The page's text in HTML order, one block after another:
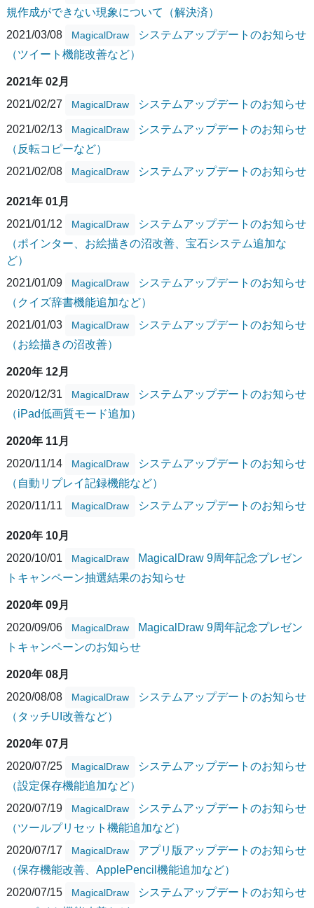
規作成ができない現象について（解決済）
2021/03/08
MagicalDraw
システムアップデートのお知らせ
（ツイート機能改善など）
2021年 02月
2021/02/27
MagicalDraw システムアップデートのお知らせ
2021/02/13 MagicalDraw
システムアップデートのお知らせ
（反転コピーなど）
2021/02/08
MagicalDraw システムアップデートのお知らせ
2021年 01月
2021/01/12
MagicalDraw
システムアップデートのお知らせ
（ポインター、お絵描きの沼改善、宝石システム追加な
ど）
2021/01/09
MagicalDraw
システムアップデートのお知らせ
（クイズ辞書機能追加など）
2021/01/03
MagicalDraw
システムアップデートのお知らせ
（お絵描きの沼改善）
2020年 12月
2020/12/31
MagicalDraw
システムアップデートのお知らせ
（iPad低画質モード追加）
2020年 11月
2020/11/14
MagicalDraw
システムアップデートのお知らせ
（自動リプレイ記録機能など）
2020/11/11
MagicalDraw システムアップデートのお知らせ
2020年 10月
2020/10/01
MagicalDraw
MagicalDraw 9周年記念プレゼン
トキャンペーン抽選結果のお知らせ
2020年 09月
2020/09/06
MagicalDraw
MagicalDraw 9周年記念プレゼン
トキャンペーンのお知らせ
2020年 08月
2020/08/08
MagicalDraw
システムアップデートのお知らせ
（タッチUI改善など）
2020年 07月
2020/07/25
MagicalDraw
システムアップデートのお知らせ
（設定保存機能追加など）
2020/07/19
MagicalDraw
システムアップデートのお知らせ
（ツールプリセット機能追加など）
2020/07/17
MagicalDraw
アプリ版アップデートのお知らせ
（保存機能改善、ApplePencil機能追加など）
2020/07/15
MagicalDraw
システムアップデートのお知らせ